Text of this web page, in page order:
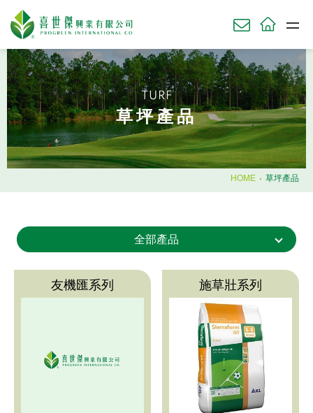
關於我們
草坪產品 TURF
農業產品
園藝產品
技術服務
pH值量表
代理品牌
網站地圖
TURF
草坪產品
HOME 草坪產品
全部產品
友機匯系列 施草壯系列